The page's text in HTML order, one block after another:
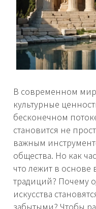
В современном
культурные
бесконечном
становится не
важным
общества. Но как
что лежит в основе
традиций? Почему
искусства